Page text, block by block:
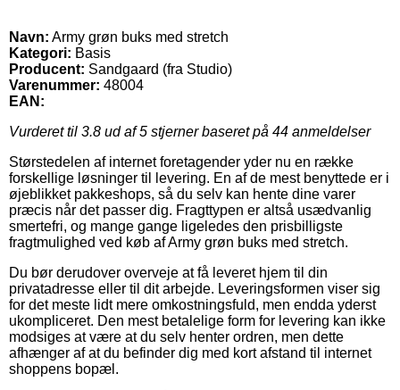
Navn: Army grøn buks med stretch
Kategori: Basis
Producent: Sandgaard (fra Studio)
Varenummer: 48004
EAN:
Vurderet til 3.8 ud af 5 stjerner baseret på 44 anmeldelser
Størstedelen af internet foretagender yder nu en række
forskellige løsninger til levering. En af de mest benyttede er i
øjeblikket pakkeshops, så du selv kan hente dine varer
præcis når det passer dig. Fragttypen er altså usædvanlig
smertefri, og mange gange ligeledes den prisbilligste
fragtmulighed ved køb af Army grøn buks med stretch.
Du bør derudover overveje at få leveret hjem til din
privatadresse eller til dit arbejde. Leveringsformen viser sig
for det meste lidt mere omkostningsfuld, men endda yderst
ukompliceret. Den mest betalelige form for levering kan ikke
modsiges at være at du selv henter ordren, men dette
afhænger af at du befinder dig med kort afstand til internet
shoppens bopæl.